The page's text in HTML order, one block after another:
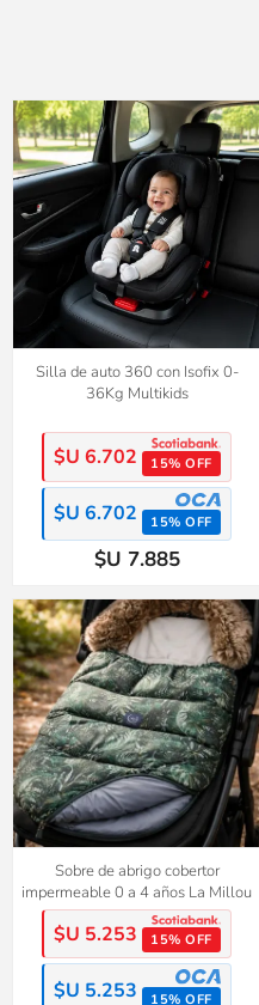
Silla de auto 360 con Isofix 0-
36Kg Multikids
$U 6.702 15% OFF
$U 6.702 15% OFF
$U 7.885
Sobre de abrigo cobertor
impermeable 0 a 4 años La Millou
$U 5.253 15% OFF
$U 5.253 15% OFF